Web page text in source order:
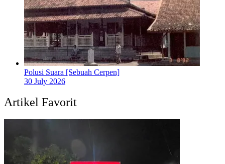
Polusi Suara [Sebuah Cerpen]
30 July 2026
Artikel Favorit